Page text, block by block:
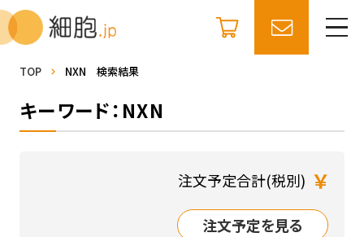
TOP NXN 検索結果
キーワード：NXN
注文予定合計(税別) ￥
注文予定を見る